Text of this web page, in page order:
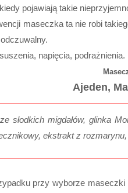
pojawiają takie
maseczka ta nie robi
napięcia, podrażnienia.
Ajeden,
słodkich migdałów, glinka
ekstrakt z
przy wyborze